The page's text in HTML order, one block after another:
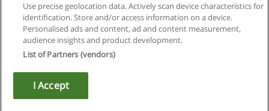
Конфиденциальность информации
Напишите Educaedu
Copyright © Educaedu Business S.L. - CIF : B-95610580: -
Use precise geolocation data. Actively scan device characteristics for
identification. Store and/or access information on a device.
Personalised ads and content, ad and content measurement,
audience insights and product development.
List of Partners (vendors)
I Accept